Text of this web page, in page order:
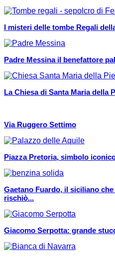
I misteri delle tombe Regali
Padre Messina il benefattore
La Chiesa di Santa Maria della
Via Ruggero Settimo
Piazza Pretoria, simbolo
Gaetano Fuardo, il siciliano
rischiò...
Giacomo Serpotta: grande